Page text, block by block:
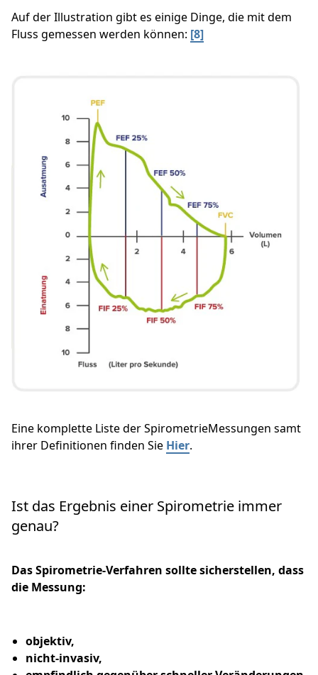
Auf der Illustration gibt es einige Dinge, die mit dem
Fluss gemessen werden können: [8]
Eine komplette Liste der SpirometrieMessungen samt
ihrer Definitionen finden Sie Hier.
Ist das Ergebnis einer Spirometrie immer
genau?
Das Spirometrie-Verfahren sollte sicherstellen, dass
die Messung:
objektiv,
nicht-invasiv,